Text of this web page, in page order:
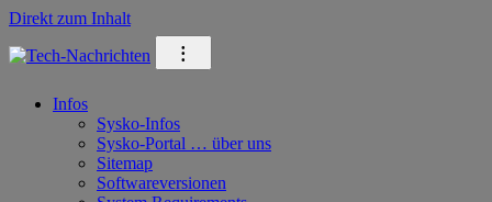
Direkt zum Inhalt
⁝
Infos
Sysko-Infos
Sysko-Portal … über uns
Sitemap
Softwareversionen